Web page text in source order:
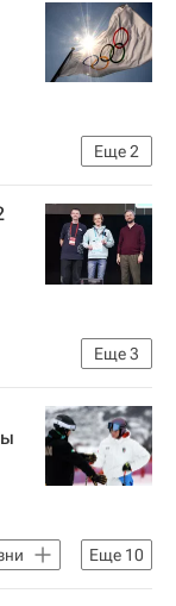
Еще2
Еще3
Еще 10